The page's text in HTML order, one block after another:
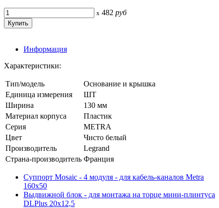
x 482 руб
Информация
Характеристики:
Тип/модель
Основание и крышка
Единица измерения
ШТ
Ширина
130 мм
Материал корпуса
Пластик
Серия
METRA
Цвет
Чисто белый
Производитель
Legrand
Страна-производитель Франция
Суппорт Mosaic - 4 модуля - для кабель-каналов Metra
160x50
Выдвижной блок - для монтажа на торце мини-плинтуса
DLPlus 20x12,5